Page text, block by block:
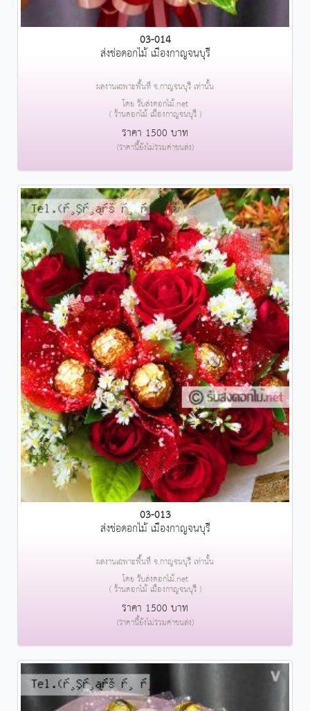
03-014
ส่งช่อดอกไม้ เมืองกาญจนบุรี
ผลงานเฉพาะพื้นที่ จ.กาญจนบุรี เท่านั้น
โดย รับส่งดอกไม้.net
( ร้านดอกไม้ เมืองกาญจนบุรี )
ราคา 1500 บาท
(ราคานี้ยังไม่รวมค่าขนส่ง)
03-013
ส่งช่อดอกไม้ เมืองกาญจนบุรี
ผลงานเฉพาะพื้นที่ จ.กาญจนบุรี เท่านั้น
โดย รับส่งดอกไม้.net
( ร้านดอกไม้ เมืองกาญจนบุรี )
ราคา 1500 บาท
(ราคานี้ยังไม่รวมค่าขนส่ง)